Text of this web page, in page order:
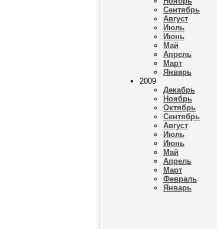
Сентябрь
Август
Июль
Июнь
Май
Апрель
Март
Январь
2009
Декабрь
Ноябрь
Октябрь
Сентябрь
Август
Июль
Июнь
Май
Апрель
Март
Февраль
Январь